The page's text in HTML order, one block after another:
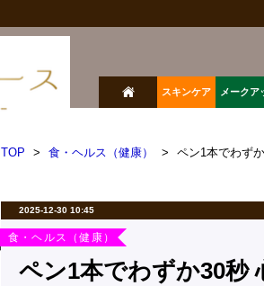
スキンケア メークア
TOP > 食・ヘルス（健康） > ペン1本でわず
2025-12-30 10:45
食・ヘルス（健康）
ペン1本でわずか30秒